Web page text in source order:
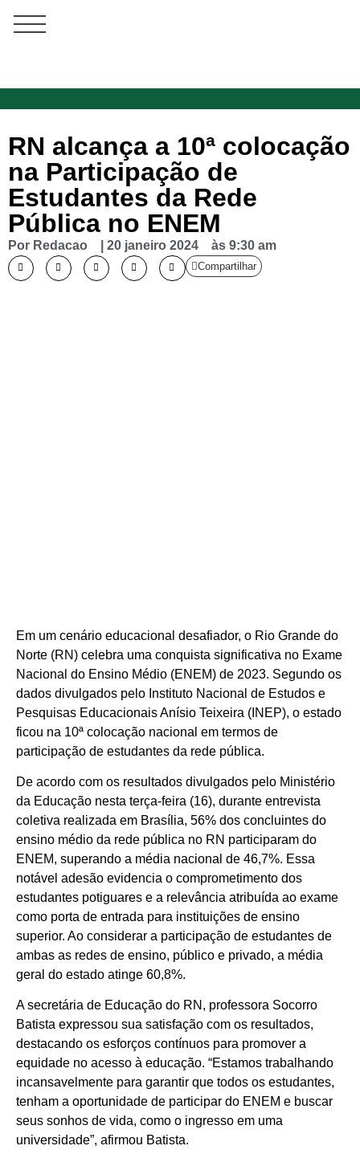
RN alcança a 10ª colocação
na Participação de
Estudantes da Rede
Pública no ENEM
Por Redacao 20 janeiro 2024 às 9:30 am
Compartilhar
Em um cenário educacional desafiador, o Rio Grande do
Norte (RN) celebra uma conquista significativa no Exame
Nacional do Ensino Médio (ENEM) de 2023. Segundo os
dados divulgados pelo Instituto Nacional de Estudos e
Pesquisas Educacionais Anísio Teixeira (INEP), o estado
ficou na 10ª colocação nacional em termos de
participação de estudantes da rede pública.
De acordo com os resultados divulgados pelo Ministério
da Educação nesta terça-feira (16), durante entrevista
coletiva realizada em Brasília, 56% dos concluintes do
ensino médio da rede pública no RN participaram do
ENEM, superando a média nacional de 46,7%. Essa
notável adesão evidencia o comprometimento dos
estudantes potiguares e a relevância atribuída ao exame
como porta de entrada para instituições de ensino
superior. Ao considerar a participação de estudantes de
ambas as redes de ensino, público e privado, a média
geral do estado atinge 60,8%.
A secretária de Educação do RN, professora Socorro
Batista expressou sua satisfação com os resultados,
destacando os esforços contínuos para promover a
equidade no acesso à educação. “Estamos trabalhando
incansavelmente para garantir que todos os estudantes,
tenham a oportunidade de participar do ENEM e buscar
seus sonhos de vida, como o ingresso em uma
universidade”, afirmou Batista.